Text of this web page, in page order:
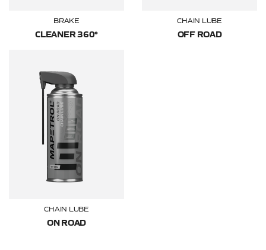
BRAKE
CLEANER 360°
CHAIN LUBE
OFF ROAD
CHAIN LUBE
ON ROAD